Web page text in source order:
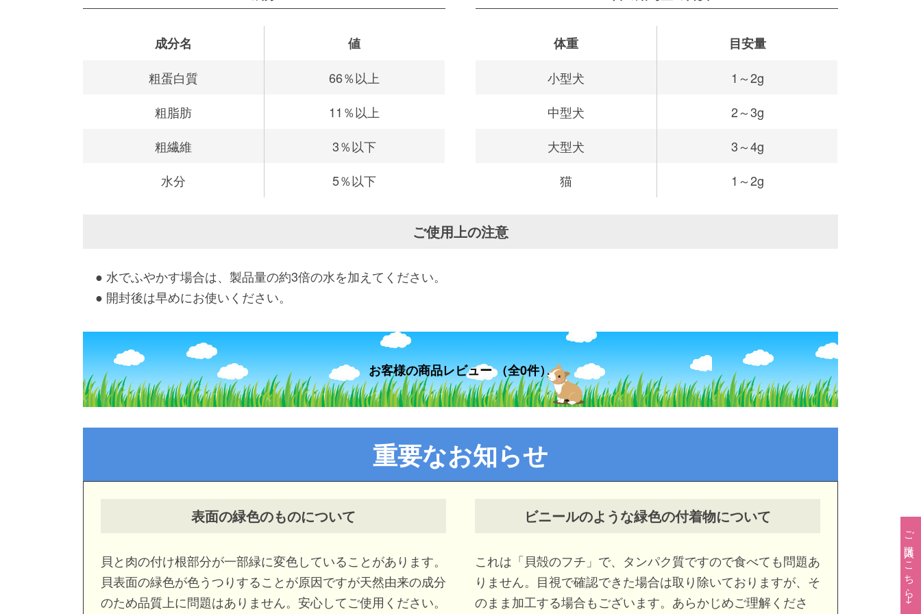
ご購入はこちら→
成分名
値
粗蛋白質
66％以上
粗脂肪
11％以上
粗繊維
3％以下
水分
5％以下
体重
目安量
小型犬
1～2g
中型犬
2～3g
大型犬
3～4g
猫
1～2g
ご使用上の注意
水でふやかす場合は、製品量の約3倍の水を加えてください。
開封後は早めにお使いください。
お客様の商品レビュー （全0件）
表面の緑色のものについて
貝と肉の付け根部分が一部緑に変色していることがあります。
貝表面の緑色が色うつりすることが原因ですが天然由来の成分
のため品質上に問題はありません。安心してご使用ください。
ビニールのような緑色の付着物について
これは「貝殻のフチ」で、タンパク質ですので食べても問題あ
りません。目視で確認できた場合は取り除いておりますが、そ
のまま加工する場合もございます。あらかじめご理解くださ